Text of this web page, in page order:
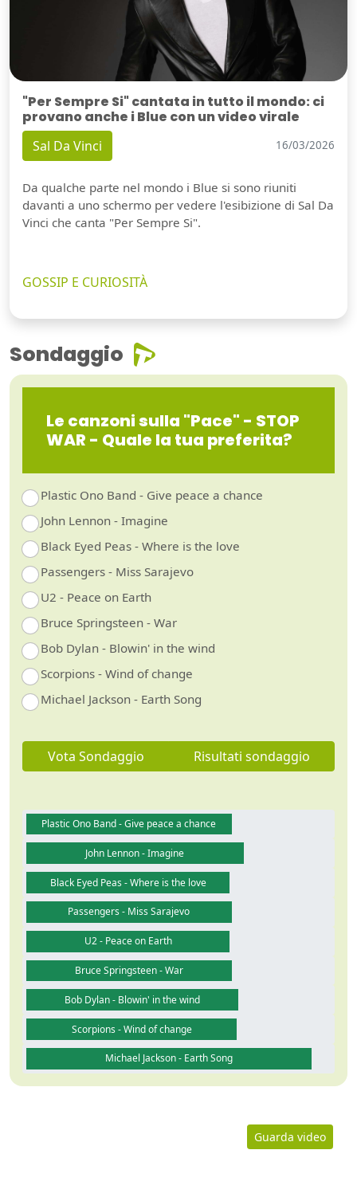
Guarda video
"Per Sempre Si" cantata in tutto il mondo: ci
provano anche i Blue con un video virale
Sal Da Vinci 16/03/2026
Da qualche parte nel mondo i Blue si sono riuniti
davanti a uno schermo per vedere l'esibizione di Sal Da
Vinci che canta "Per Sempre Si".
GOSSIP E CURIOSITÀ
Sondaggio
Le canzoni sulla "Pace" - STOP
WAR - Quale la tua preferita?
Plastic Ono Band - Give peace a chance
John Lennon - Imagine
Black Eyed Peas - Where is the love
Passengers - Miss Sarajevo
U2 - Peace on Earth
Bruce Springsteen - War
Bob Dylan - Blowin' in the wind
Scorpions - Wind of change
Michael Jackson - Earth Song
Vota Sondaggio Risultati sondaggio
Plastic Ono Band - Give peace a chance
John Lennon - Imagine
Black Eyed Peas - Where is the love
Passengers - Miss Sarajevo
U2 - Peace on Earth
Bruce Springsteen - War
Bob Dylan - Blowin' in the wind
Scorpions - Wind of change
Michael Jackson - Earth Song